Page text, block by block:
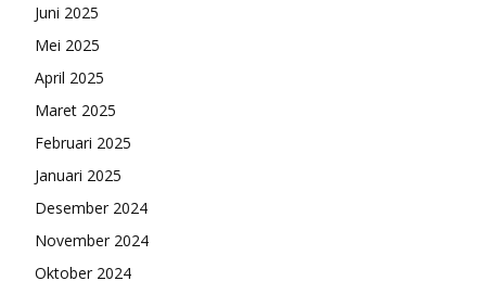
Juni 2025
Mei 2025
April 2025
Maret 2025
Februari 2025
Januari 2025
Desember 2024
November 2024
Oktober 2024